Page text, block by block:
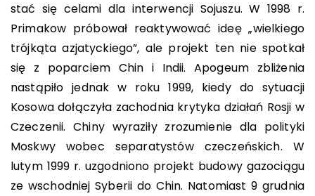
stać się celami dla interwencji Sojuszu. W 1998 r.
Primakow próbował reaktywować ideę „wielkiego
trójkąta azjatyckiego”, ale projekt ten nie spotkał
się z poparciem Chin i Indii. Apogeum zbliżenia
nastąpiło jednak w roku 1999, kiedy do sytuacji
Kosowa dołączyła zachodnia krytyka działań Rosji w
Czeczenii. Chiny wyraziły zrozumienie dla polityki
Moskwy wobec separatystów czeczeńskich. W
lutym 1999 r. uzgodniono projekt budowy gazociągu
ze wschodniej Syberii do Chin. Natomiast 9 grudnia